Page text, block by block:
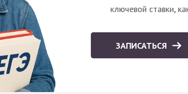
ключевой ставки,
ЗАПИСАТЬСЯ